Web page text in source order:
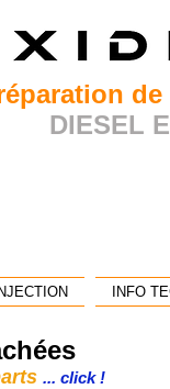
DIESEL
INJECTION INFO
... click !